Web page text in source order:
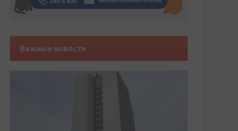
Важные новости